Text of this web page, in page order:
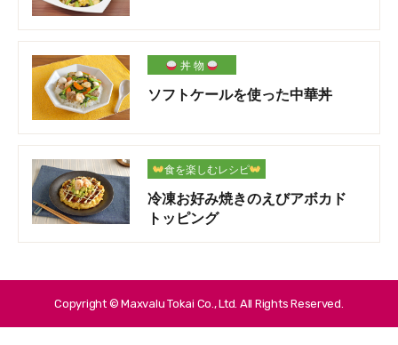
丼 物
ソフトケールを使った中華丼
食を楽しむレシピ
冷凍お好み焼きのえびアボカド
トッピング
Copyright © Maxvalu Tokai Co., Ltd. All Rights Reserved.